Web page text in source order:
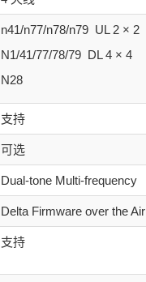
n41/n77/n78/n79 UL 2 × 2
N1/41/77/78/79 DL 4 × 4
N28
支持
可选
Dual-tone Multi-frequency
Delta Firmware over the Air
支持